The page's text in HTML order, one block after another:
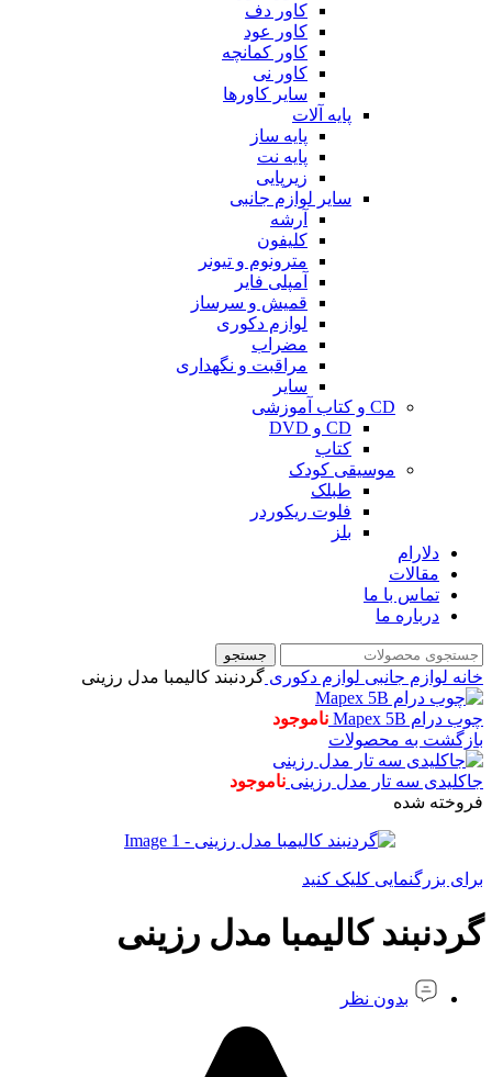
کاور دف
کاور عود
کاور کمانچه
کاور نی
سایر کاورها
پایه آلات
پایه ساز
پایه نت
زیرپایی
سایر لوازم جانبی
آرشه
کلیفون
مترونوم و تیونر
آمپلی فایر
قمیش و سرساز
لوازم دکوری
مضراب
مراقبت و نگهداری
سایر
CD و کتاب آموزشی
CD و DVD
کتاب
موسیقی کودک
طبلک
فلوت ریکوردر
بلز
دلارام
مقالات
تماس با ما
درباره ما
جستجو
خانه لوازم جانبی لوازم دکوری گردنبند کالیمبا مدل رزینی
چوب درام Mapex 5B
ناموجود
بازگشت به محصولات
جاکلیدی سه تار مدل رزینی ناموجود
فروخته شده
برای بزرگنمایی کلیک کنید
گردنبند کالیمبا مدل رزینی
بدون نظر